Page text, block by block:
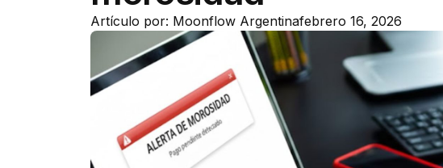
Artículo por: Moonflow Argentinafebrero 16, 2026